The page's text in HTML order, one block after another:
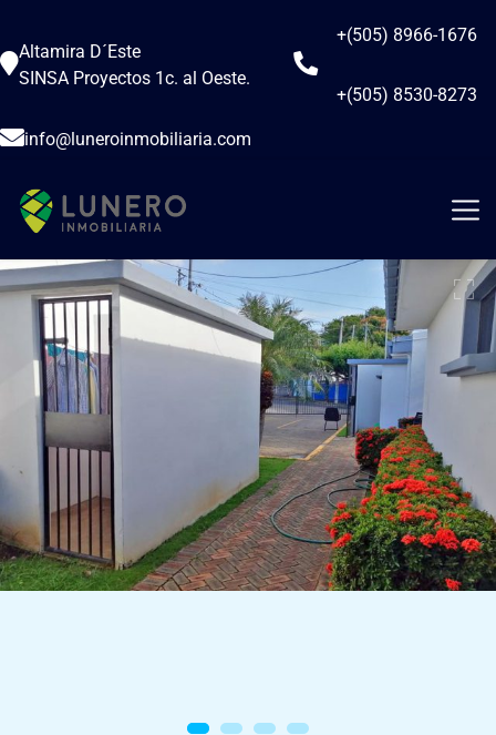
Altamira D´Este
SINSA Proyectos 1c. al Oeste.
+(505) 8966-1676
+(505) 8530-8273
info@luneroinmobiliaria.com